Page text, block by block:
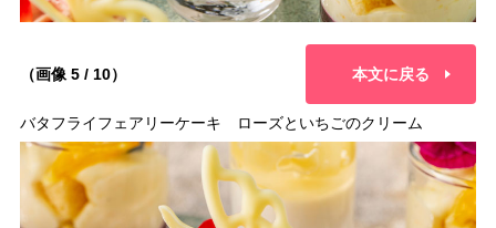
（画像 5 / 10） 本文に戻る
バタフライフェアリーケーキ ローズといちごのクリーム